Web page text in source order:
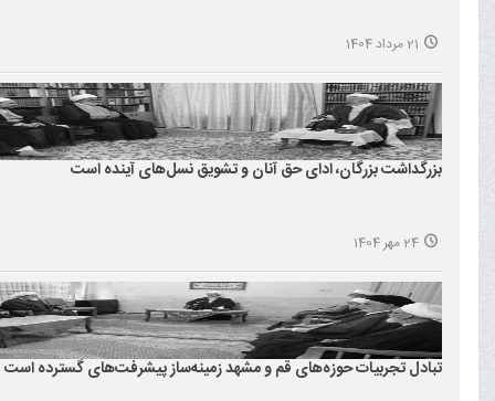
21 مرداد 1404
بزرگداشت بزرگان، ادای حق آنان و تشویق نسل‌های آینده است
24 مهر 1404
تبادل تجربیات حوزه‌های قم و مشهد زمینه‌ساز پیشرفت‌های گسترده است